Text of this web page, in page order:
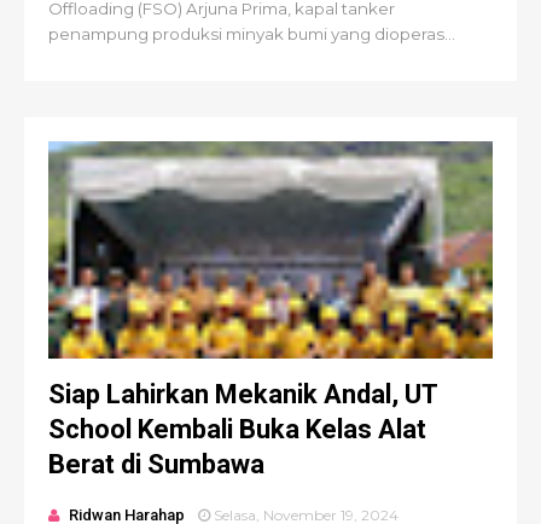
Offloading (FSO) Arjuna Prima, kapal tanker
penampung produksi minyak bumi yang dioperas...
Siap Lahirkan Mekanik Andal, UT
School Kembali Buka Kelas Alat
Berat di Sumbawa
Ridwan Harahap Selasa, November 19, 2024